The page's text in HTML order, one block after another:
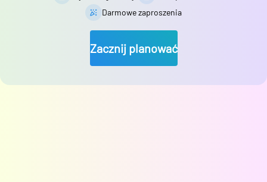
Darmowe zaproszenia
Zacznij planować